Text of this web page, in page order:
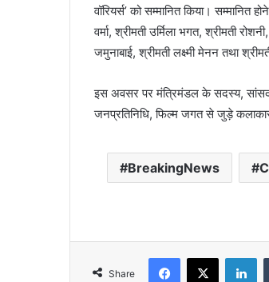
वॉरियर्स’ को सम्मानित किया। सम्मानित
वर्मा, श्रीमती उर्मिला भगत, श्रीमती
जमुनाबाई, श्रीमती लक्ष्मी मेनन तथा
इस अवसर पर मंत्रिमंडल के सदस्य, सांसद
जनप्रतिनिधि, फिल्म जगत से जुड़े कलाकार
BreakingNews
Share
Facebook
X